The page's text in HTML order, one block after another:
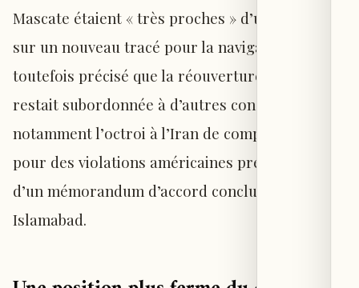
Mascate étaient « très proches » d’un accord
sur un nouveau tracé pour la navigation. Il a
toutefois précisé que la réouverture du détroit
restait subordonnée à d’autres conditions,
notamment l’octroi à l’Iran de compensations
pour des violations américaines présumées
d’un mémorandum d’accord conclu à
Islamabad.